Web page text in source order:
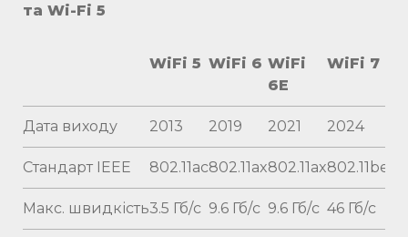
та Wi-Fi 5
WiFi 5 WiFi 6 WiFi
6E
WiFi 7
Дата виходу 2013 2019 2021 2024
Стандарт IEEE 802.11ac802.11ax802.11ax802.11be
Макс. швидкість3.5 Гб/с 9.6 Гб/с 9.6 Гб/с 46 Гб/с